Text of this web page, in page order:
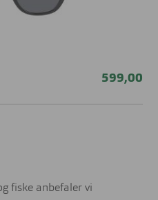
599,00
fiske anbefaler vi